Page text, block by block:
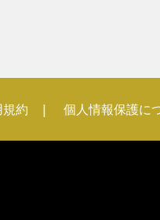
規約 個人情報保護に